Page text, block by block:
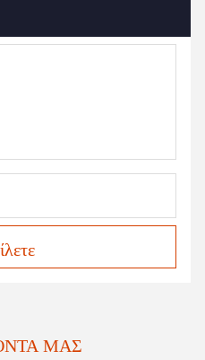
ΜΑΣ